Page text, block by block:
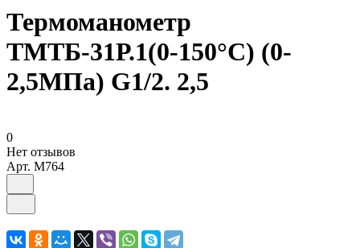
Термоманометр
ТМТБ-31Р.1(0-150°С) (0-
2,5МПа) G1/2. 2,5
0
Нет отзывов
Арт. M764